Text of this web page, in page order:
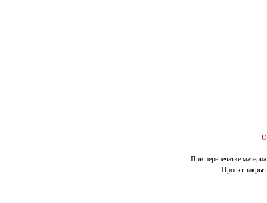
О
При перепечатке
Проект закрыт